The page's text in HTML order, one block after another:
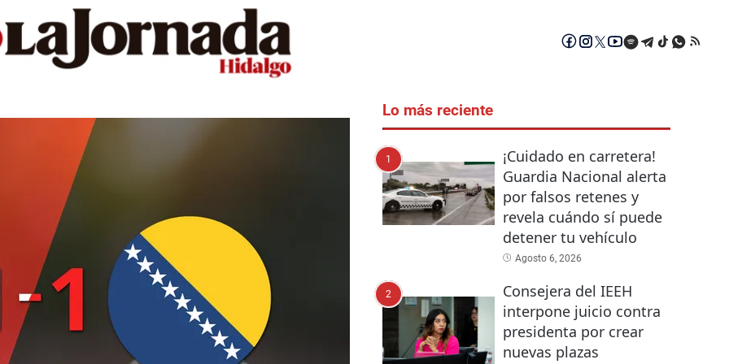
Lo más reciente
1
¡Cuidado en carretera!
Guardia Nacional alerta
por falsos retenes y
revela cuándo sí puede
detener tu vehículo
Agosto 6, 2026
2
Consejera del IEEH
interpone juicio contra
presidenta por crear
nuevas plazas